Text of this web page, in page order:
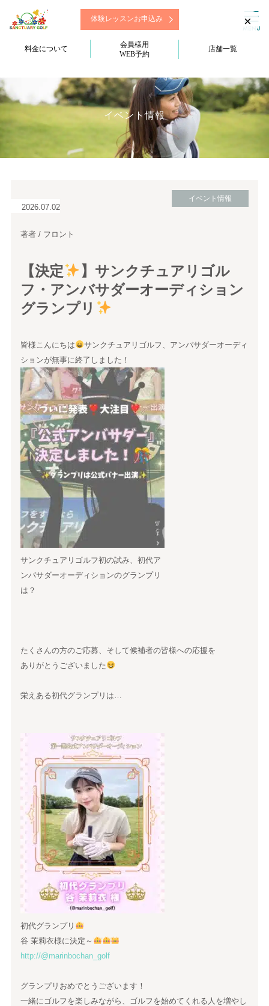
体験レッスンお申込み
料金について
会員様用
WEB予約
店舗一覧
イベント情報
2026.07.02
イベント情報
著者 / フロント
【決定
】サンクチュアリゴル
フ・アンバサダーオーディション
グランプリ
皆様こんにちは
サンクチュアリゴルフ、アンバサダーオーディ
ションが無事に終了しました！
サンクチュアリゴルフ初の試み、初代ア
ンバサダーオーディションのグランプリ
は？
たくさんの方のご応募、そして候補者の皆様への応援を
ありがとうございました
栄えある初代グランプリは…
初代グランプリ
谷 茉莉衣様に決定～
http://@marinbochan_golf
グランプリおめでとうございます！
一緒にゴルフを楽しみながら、ゴルフを始めてくれる人を増やし
×